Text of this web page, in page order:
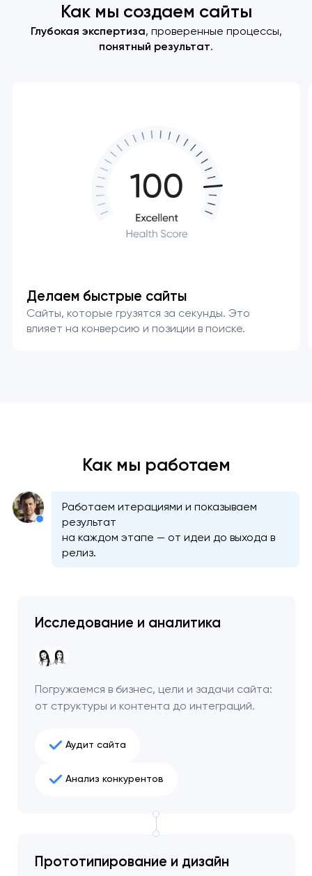
Спасибо
Мы получили вашу заявку
Как мы создаем сайты
Глубокая экспертиза, проверенные процессы,
понятный результат.
Делаем быстрые сайты
Сайты, которые грузятся за секунды. Это
влияет на конверсию и позиции в поиске.
Как мы работаем
Работаем итерациями и показываем
результат
на каждом этапе — от идеи до выхода в
релиз.
Исследование и аналитика
Погружаемся в бизнес, цели и задачи сайта:
от структуры и контента до интеграций.
Аудит сайта
Анализ конкурентов
Прототипирование и дизайн
Спасибо
Мы получили вашу заявку
отправлена!
ближайшее время,